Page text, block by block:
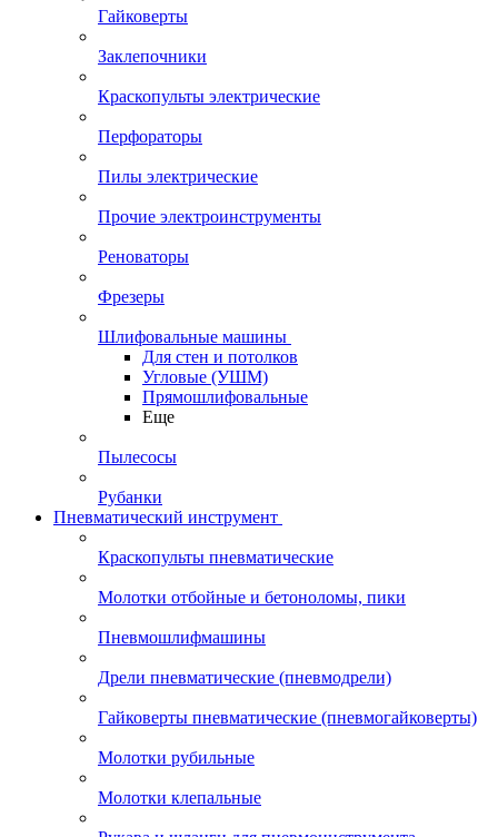
Гайковерты
Заклепочники
Краскопульты электрические
Перфораторы
Пилы электрические
Прочие электроинструменты
Реноваторы
Фрезеры
Шлифовальные машины
Для стен и потолков
Угловые (УШМ)
Прямошлифовальные
Еще
Пылесосы
Рубанки
Пневматический инструмент
Краскопульты пневматические
Молотки отбойные и бетоноломы, пики
Пневмошлифмашины
Дрели пневматические (пневмодрели)
Гайковерты пневматические (пневмогайковерты)
Молотки рубильные
Молотки клепальные